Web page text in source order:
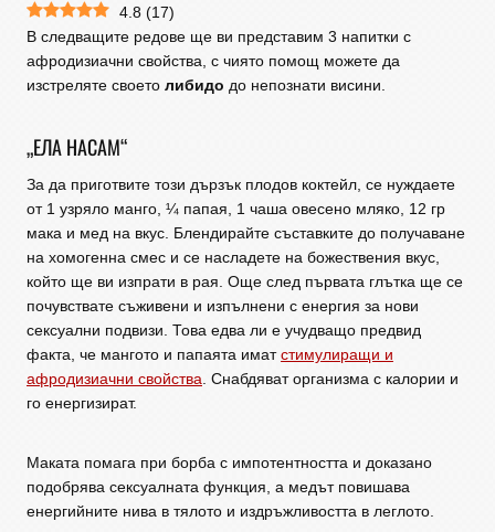
4.8 (17)
В следващите редове ще ви представим 3 напитки с
афродизиачни свойства, с чиято помощ можете да
изстреляте своето либидо до непознати висини.
„ЕЛА НАСАМ“
За да приготвите този дързък плодов коктейл, се нуждаете
от 1 узряло манго, ¼ папая, 1 чаша овесено мляко, 12 гр
мака и мед на вкус. Блендирайте съставките до получаване
на хомогенна смес и се насладете на божествения вкус,
който ще ви изпрати в рая. Още след първата глътка ще се
почувствате съживени и изпълнени с енергия за нови
сексуални подвизи. Това едва ли е учудващо предвид
факта, че мангото и папаята иматстимулиращи и
афродизиачни свойства. Снабдяват организма с калории и
го енергизират.
Маката помага при борба с импотентността и доказано
подобрява сексуалната функция, а медът повишава
енергийните нива в тялото и издръжливостта в леглото.